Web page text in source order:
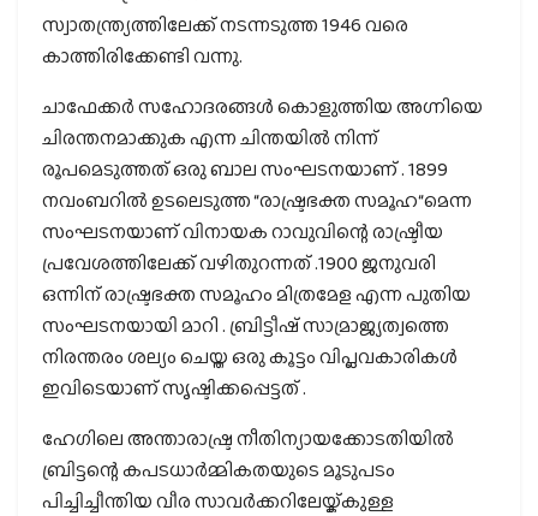
സ്വാതന്ത്ര്യത്തിലേക്ക് നടന്നടുത്ത 1946 വരെ
കാത്തിരിക്കേണ്ടി വന്നു.
ചാഫേക്കര്‍ സഹോദരങ്ങള്‍ കൊളുത്തിയ അഗ്നിയെ
ചിരന്തനമാക്കുക എന്ന ചിന്തയില്‍ നിന്ന്
രൂപമെടുത്തത് ഒരു ബാല സംഘടനയാണ് . 1899
നവംബറില്‍ ഉടലെടുത്ത “രാഷ്ട്രഭക്ത സമൂഹ“മെന്ന
സംഘടനയാണ് വിനായക റാവുവിന്റെ രാഷ്ട്രീയ
പ്രവേശത്തിലേക്ക് വഴിതുറന്നത് .1900 ജനുവരി
ഒന്നിന് രാഷ്ട്രഭക്ത സമൂഹം മിത്രമേള എന്ന പുതിയ
സംഘടനയായി മാറി . ബ്രിട്ടീഷ് സാമ്രാജ്യത്വത്തെ
നിരന്തരം ശല്യം ചെയ്ത ഒരു കൂട്ടം വിപ്ലവകാരികള്‍
ഇവിടെയാണ് സൃഷ്ടിക്കപ്പെട്ടത് .
ഹേഗിലെ അന്താരാഷ്ട്ര നീതിന്യായക്കോടതിയില്‍
ബ്രിട്ടന്റെ കപടധാര്‍മ്മികതയുടെ മൂടുപടം
പിച്ചിച്ചീന്തിയ വീര സാവര്‍ക്കറിലേയ്ക്കുള്ള